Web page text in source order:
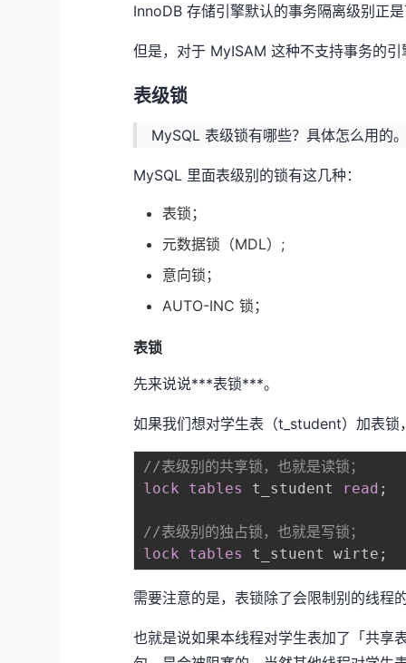
InnoDB 存储引擎默认的事务隔离级别正
但是，对于 MyISAM 这种不支持事务的
表级锁
MySQL 表级锁有哪些？具体怎么用的
MySQL 里面表级别的锁有这几种：
表锁；
元数据锁（MDL）;
意向锁；
AUTO-INC 锁；
表锁
先来说说***表锁***。
如果我们想对学生表（t_student）加表锁
//表级别的共享锁，也就是读锁；
lock
tables t_student read ;
//表级别的独占锁，也就是写锁；
lock
tables t_stuent wirte ;
需要注意的是，表锁除了会限制别的线程
也就是说如果本线程对学生表加了「共享